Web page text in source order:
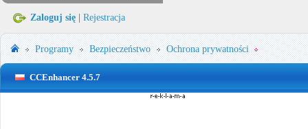
Zaloguj się Rejestracja
Programy Bezpieczeństwo Ochrona prywatności
CCEnhancer 4.5.7